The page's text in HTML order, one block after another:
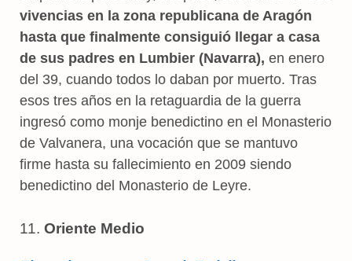
vivencias en la zona republicana de Aragón
hasta que finalmente consiguió llegar a casa
de sus padres en Lumbier (Navarra), en enero
del 39, cuando todos lo daban por muerto. Tras
esos tres años en la retaguardia de la guerra
ingresó como monje benedictino en el Monasterio
de Valvanera, una vocación que se mantuvo
firme hasta su fallecimiento en 2009 siendo
benedictino del Monasterio de Leyre.
11. Oriente Medio